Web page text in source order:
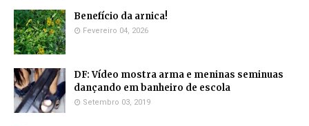
Benefício da arnica!
Fevereiro 04, 2026
DF: Vídeo mostra arma e meninas seminuas
dançando em banheiro de escola
Setembro 03, 2019